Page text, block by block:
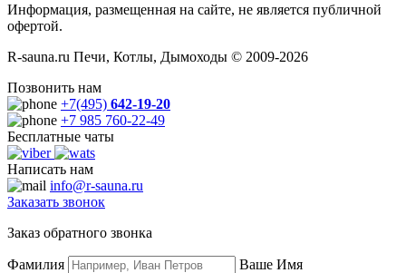
Информация, размещенная на сайте, не является публичной
офертой.
R-sauna.ru Печи, Котлы, Дымоходы © 2009-2026
Позвонить нам
+7(495) 642-19-20
+7 985 760-22-49
Бесплатные чаты
Написать нам
info@r-sauna.ru
Заказать звонок
Заказ обратного звонка
Фамилия
Ваше Имя